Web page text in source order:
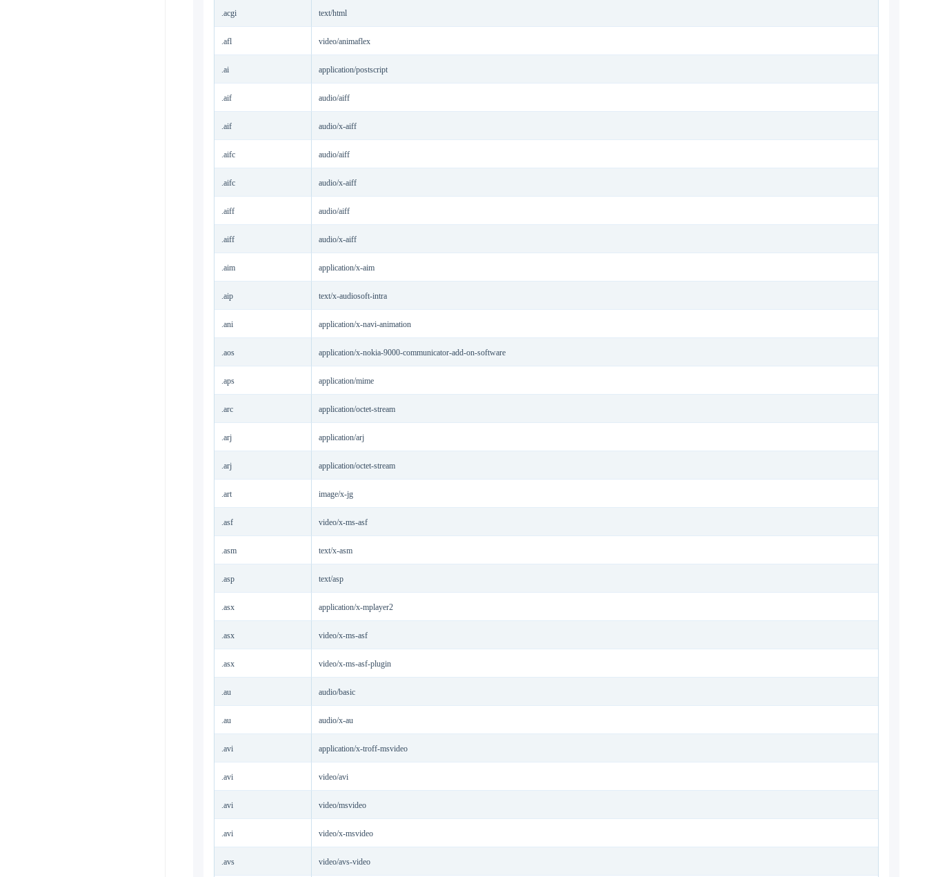
.acgi text/html
.afl video/animaflex
.ai application/postscript
.aif audio/aiff
.aif audio/x-aiff
.aifc audio/aiff
.aifc audio/x-aiff
.aiff audio/aiff
.aiff audio/x-aiff
.aim application/x-aim
.aip text/x-audiosoft-intra
.ani application/x-navi-animation
.aos application/x-nokia-9000-communicator-add-on-software
.aps application/mime
.arc application/octet-stream
.arj application/arj
.arj application/octet-stream
.art image/x-jg
.asf video/x-ms-asf
.asm text/x-asm
.asp text/asp
.asx application/x-mplayer2
.asx video/x-ms-asf
.asx video/x-ms-asf-plugin
.au audio/basic
.au audio/x-au
.avi application/x-troff-msvideo
.avi video/avi
.avi video/msvideo
.avi video/x-msvideo
.avs video/avs-video